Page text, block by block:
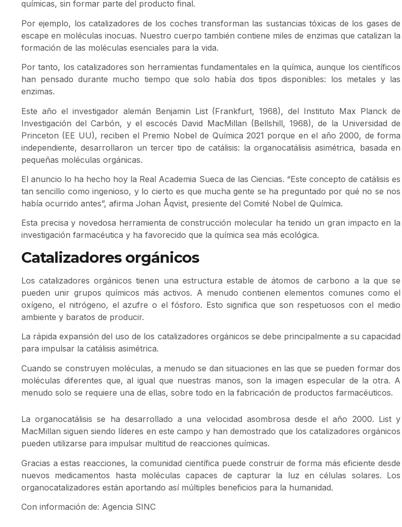
químicas, sin formar parte del producto final.
Por ejemplo, los catalizadores de los coches transforman las sustancias tóxicas de los gases de
escape en moléculas inocuas. Nuestro cuerpo también contiene miles de enzimas que catalizan la
formación de las moléculas esenciales para la vida.
Por tanto, los catalizadores son herramientas fundamentales en la química, aunque los científicos
han pensado durante mucho tiempo que solo había dos tipos disponibles: los metales y las
enzimas.
Este año el investigador alemán Benjamin List (Frankfurt, 1968), del Instituto Max Planck de
Investigación del Carbón, y el escocés David MacMillan (Bellshill, 1968), de la Universidad de
Princeton (EE UU), reciben el Premio Nobel de Química 2021 porque en el año 2000, de forma
independiente, desarrollaron un tercer tipo de catálisis: la organocatálisis asimétrica, basada en
pequeñas moléculas orgánicas.
El anuncio lo ha hecho hoy la Real Academia Sueca de las Ciencias. “Este concepto de catálisis es
tan sencillo como ingenioso, y lo cierto es que mucha gente se ha preguntado por qué no se nos
había ocurrido antes”, afirma Johan Åqvist, presiente del Comité Nobel de Química.
Esta precisa y novedosa herramienta de construcción molecular ha tenido un gran impacto en la
investigación farmacéutica y ha favorecido que la química sea más ecológica.
Catalizadores orgánicos
Los catalizadores orgánicos tienen una estructura estable de átomos de carbono a la que se
pueden unir grupos químicos más activos. A menudo contienen elementos comunes como el
oxígeno, el nitrógeno, el azufre o el fósforo. Esto significa que son respetuosos con el medio
ambiente y baratos de producir.
La rápida expansión del uso de los catalizadores orgánicos se debe principalmente a su capacidad
para impulsar la catálisis asimétrica.
Cuando se construyen moléculas, a menudo se dan situaciones en las que se pueden formar dos
moléculas diferentes que, al igual que nuestras manos, son la imagen especular de la otra. A
menudo solo se requiere una de ellas, sobre todo en la fabricación de productos farmacéuticos.
La organocatálisis se ha desarrollado a una velocidad asombrosa desde el año 2000. List y
MacMillan siguen siendo líderes en este campo y han demostrado que los catalizadores orgánicos
pueden utilizarse para impulsar multitud de reacciones químicas.
Gracias a estas reacciones, la comunidad científica puede construir de forma más eficiente desde
nuevos medicamentos hasta moléculas capaces de capturar la luz en células solares. Los
organocatalizadores están aportando así múltiples beneficios para la humanidad.
Con información de: Agencia SINC